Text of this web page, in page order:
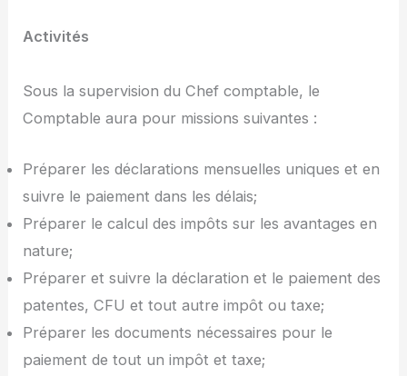
Activités
Sous la supervision du Chef comptable, le
Comptable aura pour missions suivantes :
Préparer les déclarations mensuelles uniques et en
suivre le paiement dans les délais;
Préparer le calcul des impôts sur les avantages en
nature;
Préparer et suivre la déclaration et le paiement des
patentes, CFU et tout autre impôt ou taxe;
Préparer les documents nécessaires pour le
paiement de tout un impôt et taxe;